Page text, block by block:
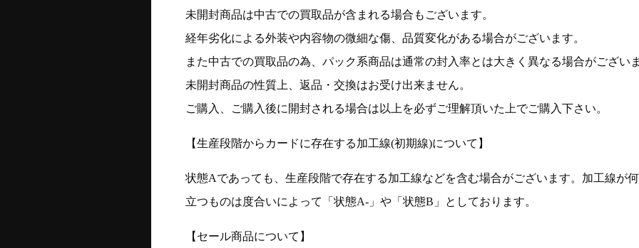
未開封商品は中古での買取品が含まれる場合もございます。
経年劣化による外装や内容物の微細な傷、品質変化がある場合がございます。
また中古での買取品の為、パック系商品は通常の封入率とは大きく異なる場合がございま
未開封商品の性質上、返品・交換はお受け出来ません。
ご購入、ご購入後に開封される場合は以上を必ずご理解頂いた上でご購入下さい。
【生産段階からカードに存在する加工線(初期線)について】
状態Aであっても、生産段階で存在する加工線などを含む場合がございます。加工線が何
立つものは度合いによって「状態A-」や「状態B」としております。
【セール商品について】